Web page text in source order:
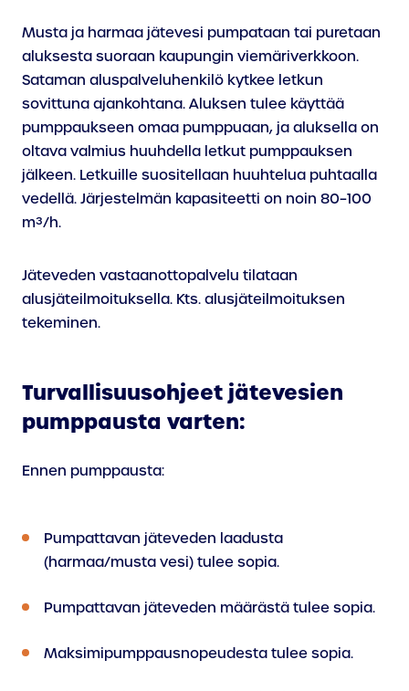
Musta ja harmaa jätevesi pumpataan tai puretaan
aluksesta suoraan kaupungin viemäriverkkoon.
Sataman aluspalveluhenkilö kytkee letkun
sovittuna ajankohtana. Aluksen tulee käyttää
pumppaukseen omaa pumppuaan, ja aluksella on
oltava valmius huuhdella letkut pumppauksen
jälkeen. Letkuille suositellaan huuhtelua puhtaalla
vedellä. Järjestelmän kapasiteetti on noin 80–100
m³/h.
Jäteveden vastaanottopalvelu tilataan
alusjäteilmoituksella. Kts. alusjäteilmoituksen
tekeminen.
Turvallisuusohjeet jätevesien
pumppausta varten:
Ennen pumppausta:
Pumpattavan jäteveden laadusta
(harmaa/musta vesi) tulee sopia.
Pumpattavan jäteveden määrästä tulee sopia.
Maksimipumppausnopeudesta tulee sopia.